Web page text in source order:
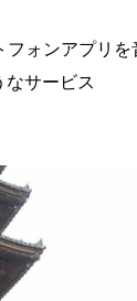
ォンアプリ
なサービス